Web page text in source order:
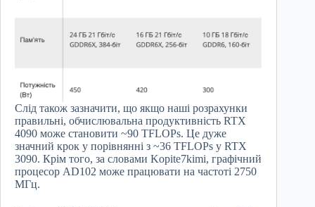
Слід також зазначити, що якщо наші розрахунки
правильні, обчислювальна продуктивність RTX
4090 може становити ~90 TFLOPs. Це дуже
значний крок у порівнянні з ~36 TFLOPs у RTX
3090. Крім того, за словами Kopite7kimi, графічний
процесор AD102 може працювати на частоті 2750
МГц.